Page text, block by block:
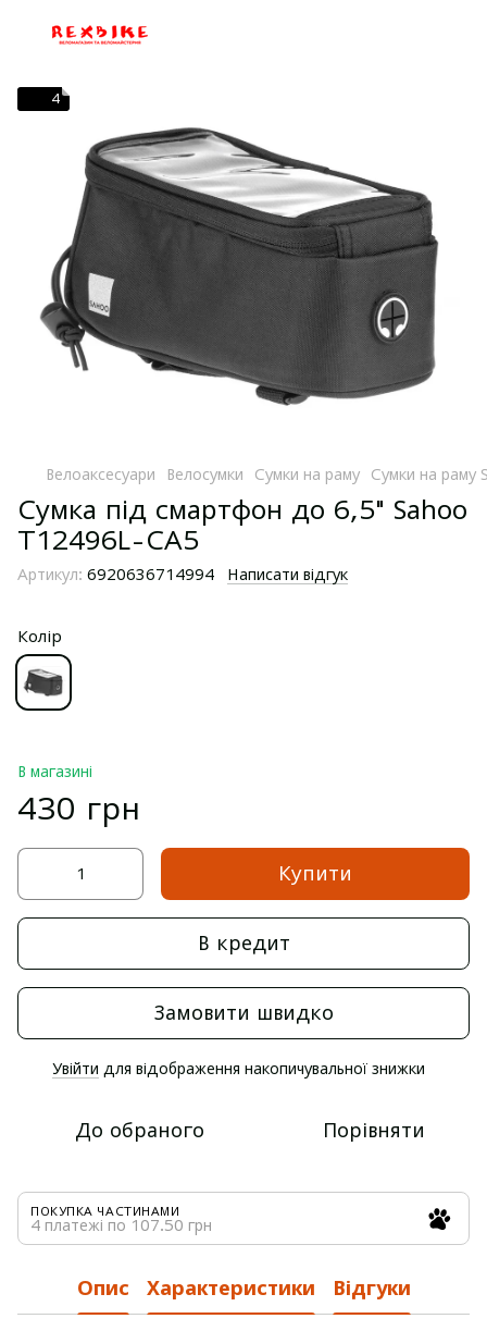
4
Велоаксесуари Велосумки Сумки на раму Сумки на раму
Сумка під смартфон до 6,5" Sahoo
T12496L-CA5
Артикул: 6920636714994 Написати відгук
Колір
В магазині
430 грн
Купити
В кредит
Замовити швидко
Увійти для відображення накопичувальної знижки
До обраного Порівняти
ПОКУПКА ЧАСТИНАМИ
4 платежі по 107.50 грн
Опис Характеристики Відгуки